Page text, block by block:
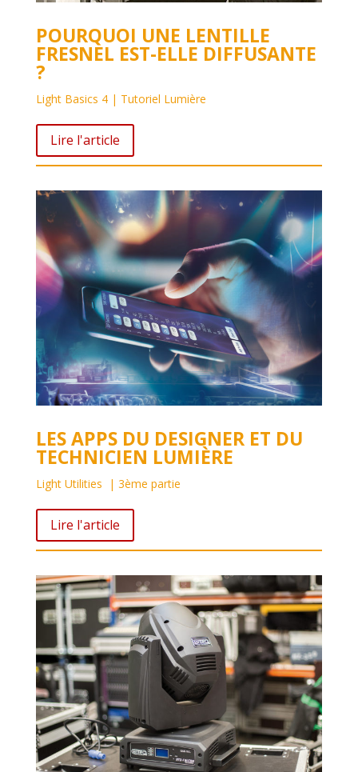
POURQUOI UNE LENTILLE
FRESNEL EST-ELLE DIFFUSANTE
?
Light Basics 4 | Tutoriel Lumière
Lire l'article
LES APPS DU DESIGNER ET DU
TECHNICIEN LUMIÈRE
Light Utilities | 3ème partie
Lire l'article